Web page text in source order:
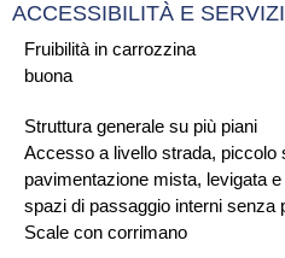
Fruibilità in carrozzina
buona
Struttura generale su più piani
Accesso a livello strada, piccolo
pavimentazione mista, levigata
spazi di passaggio interni senza
Scale con corrimano
ACCESSIBILITÀ E SERVIZI